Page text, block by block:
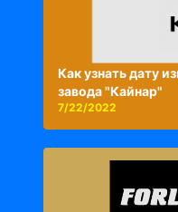
Как узнать дату
завода "Кайнар"
7/22/2022